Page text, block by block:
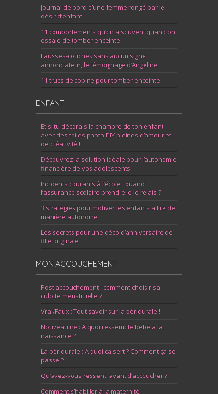
Journal de bord d’une femme rongé par le
désir d’enfant
11 comportements qu’on a souvent quand on
essaie de tomber enceinte
Fausses-couches sans aucun signe
annonciateur, le témoignage d’Angeline
11 trucs de copine pour tomber enceinte
ENFANT
Et si tu décorais la chambre de ton enfant
avec des toiles photo DIY pleines d’amour et
de créativité !
Découvrez la solution idéale pour l’autonomie
financière de vos adolescents
Incidents courants à l’école : quand
l’assurance scolaire prend-elle le relais ?
3 stratégies pour motiver les enfants à lire de
manière autonome
Les secrets pour une déco d’anniversaire de
fille originale
MON ACCOUCHEMENT
Post accouchement : comment choisir sa
culotte menstruelle ?
Vrai/Faux : Tout savoir sur la péridurale !
Nouveau né : A quoi ressemble bébé à la
naissance ?
La péridurale : A quoi ça sert ? Comment ça se
passe ?
Qu’avez-vous ressenti avant d’accoucher ?
Comment s’habiller à la maternité